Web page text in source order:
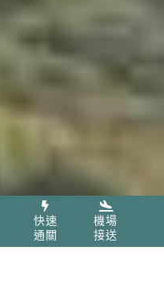
快速
通關
機場
接送